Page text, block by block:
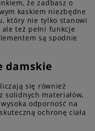
że zadbasz o
kaskiem niezbędne
który nie tylko stanowi
też pełni funkcje
są spodnie
damskie
się również
solidnych materiałów,
odporność na
ochronę ciała